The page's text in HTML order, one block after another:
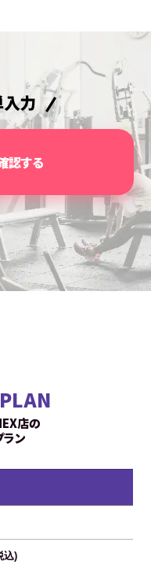
認する
店の
ラン
込)